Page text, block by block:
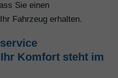
Sie einen
Fahrzeug erhalten.
Komfort steht im